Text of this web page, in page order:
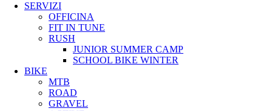
SERVIZI
OFFICINA
FIT IN TUNE
RUSH
JUNIOR SUMMER CAMP
SCHOOL BIKE WINTER
BIKE
MTB
ROAD
GRAVEL